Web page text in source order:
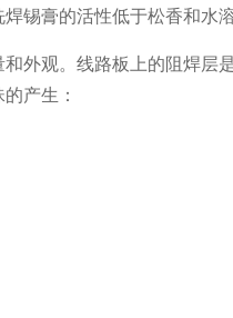
锡膏的活性低于松香和水
外观。线路板上的阻焊层
产生：